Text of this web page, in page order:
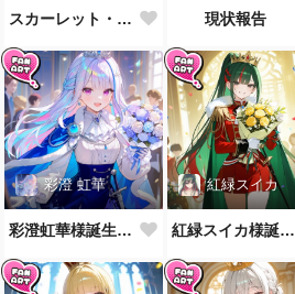
スカーレット・レイベル様誕生祝！ 現状報告
彩澄 虹華
彩澄虹華様誕生祝！
紅緑スイカ
紅緑スイカ様誕生祝！